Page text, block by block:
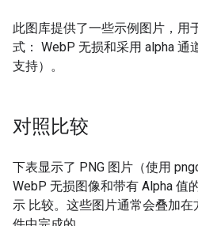
此图库提供了一些示例图片，用
式： WebP 无损和采用 alpha 通
支持）。
对照比较
下表显示了 PNG 图片（使用
WebP 无损图像和带有 Alpha 值
示 比较。这些图片通常会叠加